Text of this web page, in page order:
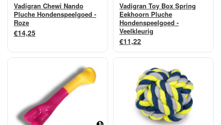
Vadigran Chewi Nando
Pluche Hondenspeelgoed -
Roze
€14,25
Vadigran Toy Box Spring
Eekhoorn Pluche
Hondenspeelgoed -
Veelkleurig
€11,22